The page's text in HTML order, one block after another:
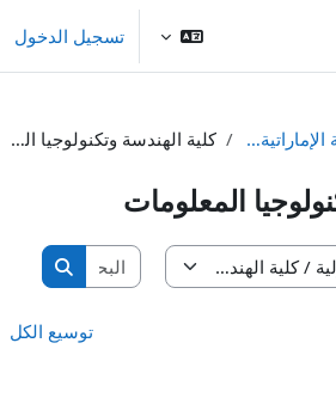
تسجيل الدخول
الجامعة الإماراتية الدولية كلية الهندسة وتكنولوجيا المعلومات
المعلومات
البحث في
البحث
توسيع الكل